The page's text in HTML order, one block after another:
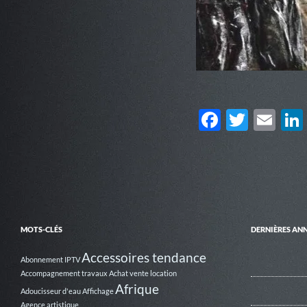
F
T
E
MOTS-CLÉS
Abonnement IPTVAccessoires tendance
Accompagnement travaux Achat vente location
Adoucisseur d'eauAffichageAfrique
Agence artistique
DERNIÈRES